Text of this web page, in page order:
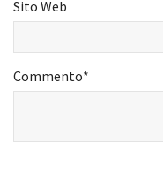
Sito Web
Commento*